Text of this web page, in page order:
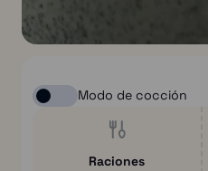
Modo de cocción
Raciones